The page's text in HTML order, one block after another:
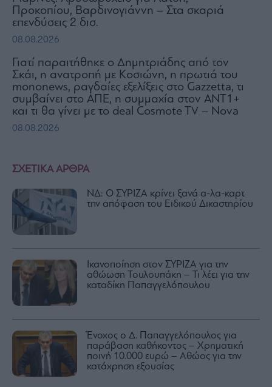
ΣΧΕΤΙΚΑ ΑΡΘΡΑ
ΝΔ: Ο ΣΥΡΙΖΑ κρίνει ξανά α-λα-καρτ
την απόφαση του Ειδικού Δικαστηρίου
Ικανοποίηση στον ΣΥΡΙΖΑ για την
αθώωση Τουλουπάκη – Τι λέει για την
καταδίκη Παπαγγελόπουλου
Ένοχος ο Δ. Παπαγγελόπουλος για
παράβαση καθήκοντος – Χρηματική
ποινή 10.000 ευρώ – Αθώος για την
κατάχρηση εξουσίας
Προκοπίου, Βαρδινογιάννη – Στα σκαριά
επενδύσεις 2 δισ.
08.08.2026
Γιατί παραιτήθηκε ο Δημητριάδης από τον
Σκάι, η ανατροπή με Κοσιώνη, η πρωτιά του
mononews, ραγδαίες εξελίξεις στο Gazzetta, τι
συμβαίνει στο ΑΠΕ, η συμμαχία στον ΑΝΤ1+
και τι θα γίνει με το deal Cosmote TV – Nova
08.08.2026